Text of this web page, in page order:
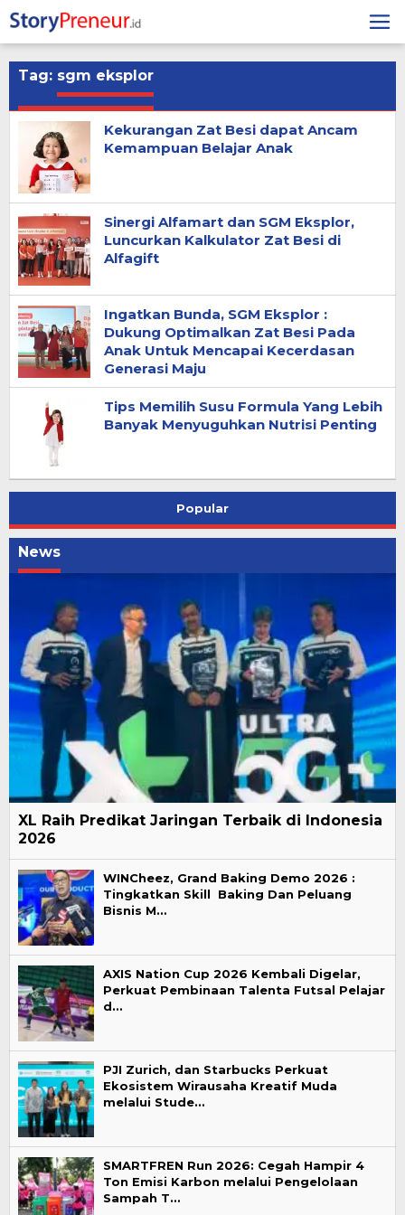
to
content
Tag: sgm eksplor
Kekurangan Zat Besi dapat Ancam
Kemampuan Belajar Anak
Sinergi Alfamart dan SGM Eksplor,
Luncurkan Kalkulator Zat Besi di
Alfagift
Ingatkan Bunda, SGM Eksplor :
Dukung Optimalkan Zat Besi Pada
Anak Untuk Mencapai Kecerdasan
Generasi Maju
Tips Memilih Susu Formula Yang Lebih
Banyak Menyuguhkan Nutrisi Penting
Popular
News
XL Raih Predikat Jaringan Terbaik di Indonesia
2026
WINCheez, Grand Baking Demo 2026 :
Tingkatkan Skill Baking Dan Peluang
Bisnis M…
AXIS Nation Cup 2026 Kembali Digelar,
Perkuat Pembinaan Talenta Futsal Pelajar
d…
PJI Zurich, dan Starbucks Perkuat
Ekosistem Wirausaha Kreatif Muda
melalui Stude…
SMARTFREN Run 2026: Cegah Hampir 4
Ton Emisi Karbon melalui Pengelolaan
Sampah T…